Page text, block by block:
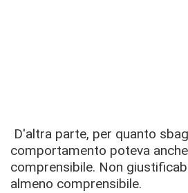
D'altra parte, per quanto
comportamento poteva
comprensibile. Non
almeno comprensibile.